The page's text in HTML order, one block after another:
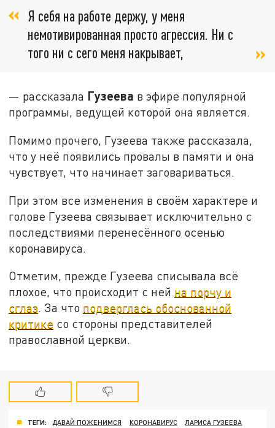
Я себя на работе держу, у меня
немотивированная просто агрессия. Ни с
того ни с сего меня накрывает,
— рассказала Гузеева в эфире популярной
программы, ведущей которой она является.
Помимо прочего, Гузеева также рассказала,
что у неё появились провалы в памяти и она
чувствует, что начинает заговариваться.
При этом все изменения в своём характере и
голове Гузеева связывает исключительно с
последствиями перенесённого осенью
коронавируса.
Отметим, прежде Гузеева списывала всё
плохое, что происходит с ней на порчу и
сглаз. За что подверглась обоснованной
критике со стороны представителей
православной церкви.
ТЕГИ: ДАВАЙ ПОЖЕНИМСЯ КОРОНАВИРУС ЛАРИСА ГУЗЕЕВА